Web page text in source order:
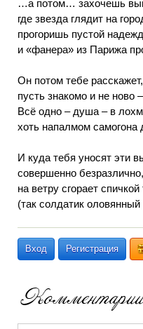
…а потом… захочешь
где звезда глядит на
прогоришь пустой
и «фанера» из Парижа
Он потом тебе
пусть знакомо и не ново
Всё одно – душа – в
хоть напалмом
И куда тебя уносят эти
совершенно
на ветру сгорает
(так солдатик оловянный
Вход Регистрация